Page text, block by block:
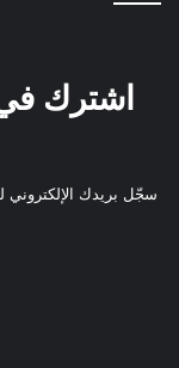
اشترك في
سجّل بريدك الإلكتروني